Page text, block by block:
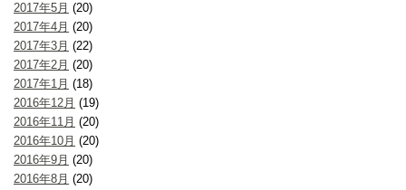
2017年5月 (20)
2017年4月 (20)
2017年3月 (22)
2017年2月 (20)
2017年1月 (18)
2016年12月 (19)
2016年11月 (20)
2016年10月 (20)
2016年9月 (20)
2016年8月 (20)